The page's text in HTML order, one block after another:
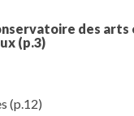
des arts
(p.3)
(p.12)